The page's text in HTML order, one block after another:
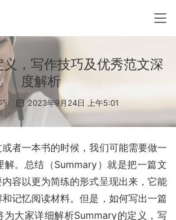
，写作技巧及优秀范文深
度解析
2023年9月24日 上午5:01
者一本书的时候，我们可能需要做一
解。总结（Summary）就是把一篇文
容以更为简练的形式呈现出来，它能
记忆阅读材料。但是，如何写出一篇
为大家详细解析Summary的定义，写